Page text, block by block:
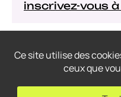
Ce site utilise des
ceux que
inscrivez-vous
Thrace